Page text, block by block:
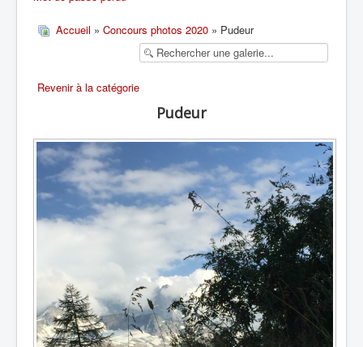
RANDONNÉE SPORTIVE
Accueil » Concours photos 2020 » Pudeur
Revenir à la catégorie
Pudeur